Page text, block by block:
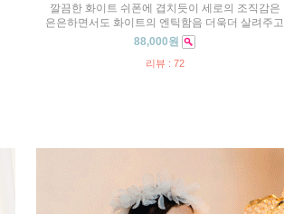
깔끔한 화이트 쉬폰에 겹치듯이 세로의 조직감은
은은하면서도 화이트의 엔틱함음 더욱더 살려주고
88,000원
리뷰 : 72